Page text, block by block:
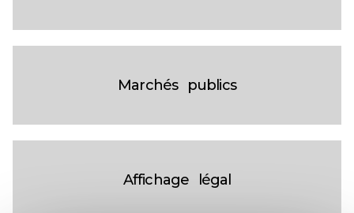
Marchés publics
Affichage légal